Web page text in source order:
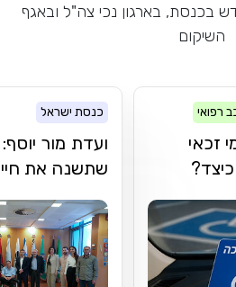
בכנסת, בארגון נכי צה"ל ובאגף
השיקום
רפואי
זכאי
כנסת ישראל
ועדת מור
שתשנה את